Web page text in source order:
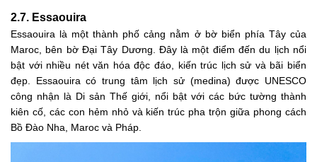
2.7. Essaouira
Essaouira là một thành phố cảng nằm ở bờ biển phía Tây của
Maroc, bên bờ Đại Tây Dương. Đây là một điểm đến du lịch nổi
bật với nhiều nét văn hóa độc đáo, kiến trúc lịch sử và bãi biển
đẹp. Essaouira có trung tâm lịch sử (medina) được UNESCO
công nhận là Di sản Thế giới, nổi bật với các bức tường thành
kiên cố, các con hẻm nhỏ và kiến trúc pha trộn giữa phong cách
Bồ Đào Nha, Maroc và Pháp.